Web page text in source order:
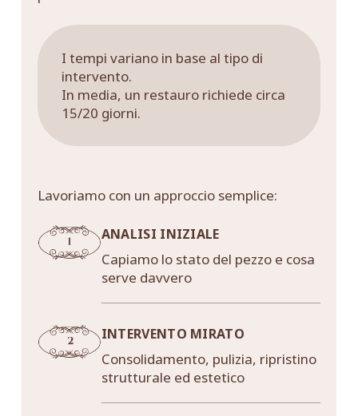
I tempi variano in base al tipo di
intervento.
In media, un restauro richiede circa
15/20 giorni.
Lavoriamo con un approccio semplice:
ANALISI INIZIALE
Capiamo lo stato del pezzo e cosa
serve davvero
INTERVENTO MIRATO
Consolidamento, pulizia, ripristino
strutturale ed estetico